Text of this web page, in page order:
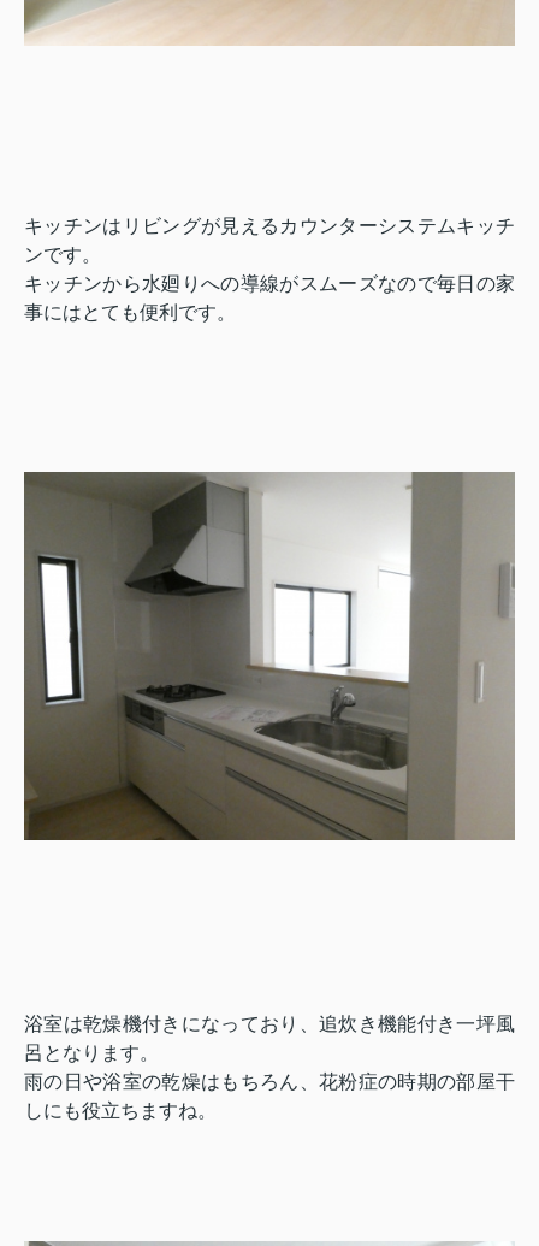
キッチンはリビングが見えるカウンターシステムキッチ
ンです。
キッチンから水廻りへの導線がスムーズなので毎日の家
事にはとても便利です。
浴室は乾燥機付きになっており、追炊き機能付き一坪風
呂となります。
雨の日や浴室の乾燥はもちろん、花粉症の時期の部屋干
しにも役立ちますね。